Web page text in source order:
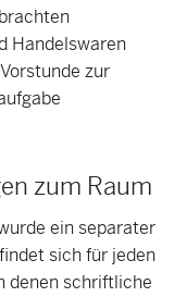
Handelswaren
zur
zum Raum
ein separater
sich für jeden
denen schriftliche